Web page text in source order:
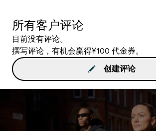
所有客户评论
目前没有评论。
撰写评论，有机会赢得¥100 代金券。
创建评论